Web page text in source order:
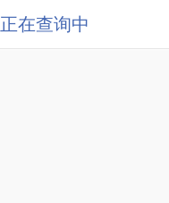
正在查询中